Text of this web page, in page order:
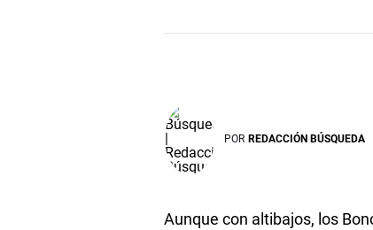
POR REDACCIÓN BÚSQUEDA
Aunque con altibajos, los